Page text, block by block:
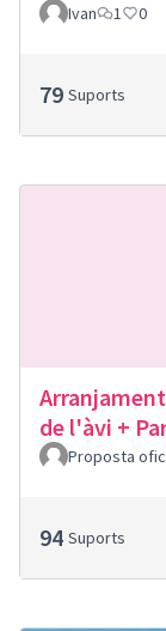
Ivan 1 0
79 Suports
de l'àvi +
Proposta
94 Suports